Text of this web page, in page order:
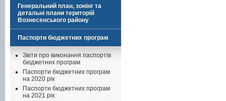
Генеральний план, зонінг та
детальні плани територій
Вознесенського району
Паспорти бюджетних програм
Звіти про виконання паспортів
бюджетних програм
Паспорти бюджетних програм
на 2020 рік
Паспорти бюджетних програм
на 2021 рік